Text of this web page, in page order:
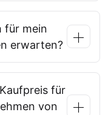
für mein
erwarten?
für
von